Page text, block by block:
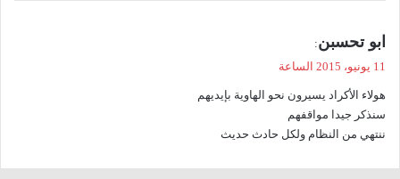
ي
ل
ابو تحسبن:
11 يونيو، 2015 الساعة
هولاء الأكراد يسيرون نحو الهاوية بإيديهم
سنذكر جيدا مواقفهم
ننتهي من النظام ولكل حادث حديث